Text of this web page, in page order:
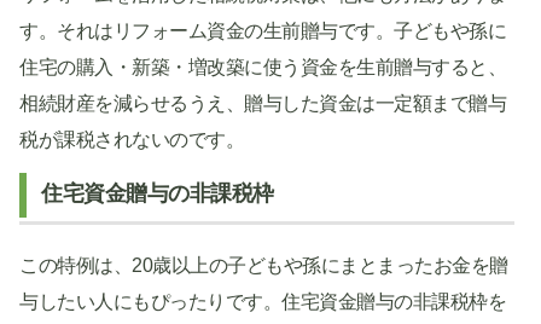
す。それはリフォーム資金の生前贈与です。子どもや孫に
住宅の購入・新築・増改築に使う資金を生前贈与すると、
相続財産を減らせるうえ、贈与した資金は一定額まで贈与
税が課税されないのです。
住宅資金贈与の非課税枠
この特例は、20歳以上の子どもや孫にまとまったお金を贈
与したい人にもぴったりです。住宅資金贈与の非課税枠を